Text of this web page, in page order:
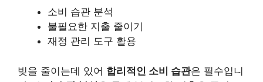
소비 습관 분석
불필요한 지출 줄이기
재정 관리 도구 활용
빚을 줄이는데 있어 합리적인 소비 습관은 필수입니